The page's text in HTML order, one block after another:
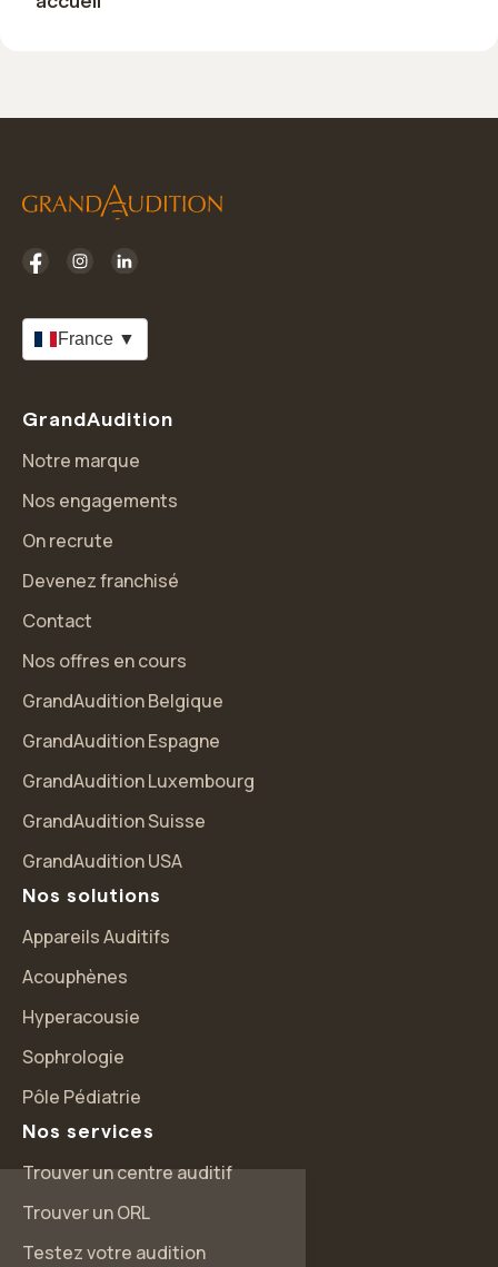
Salut c'est nous...
les Cookies !
On a attendu d'être sûrs que le contenu de
France ▼
GrandAudition
Notre marque
Nos engagements
On recrute
Devenez franchisé
Contact
Nos offres en cours
GrandAudition Belgique
GrandAudition Espagne
GrandAudition Luxembourg
GrandAudition Suisse
GrandAudition USA
Nos solutions
Appareils Auditifs
Acouphènes
Hyperacousie
Sophrologie
Pôle Pédiatrie
Nos services
Trouver un centre auditif
Trouver un ORL
Testez votre audition